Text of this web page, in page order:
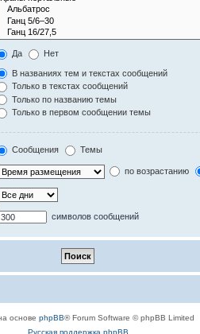
Да Нет
В названиях тем и текстах сообщений
Только в текстах сообщений
Только по названию темы
Только в первом сообщении темы
Сообщения Темы
по возрастанию
символов сообщений
основе phpBB® Forum Software © phpBB Limited
Русская поддержка phpBB